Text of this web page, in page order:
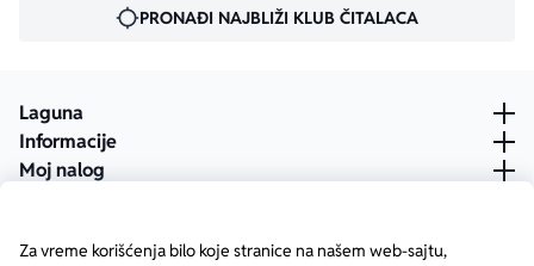
Za vreme korišćenja bilo koje stranice na našem web-sajtu,
PRONAĐI NAJBLIŽI KLUB ČITALACA
Laguna
Informacije
Moj nalog